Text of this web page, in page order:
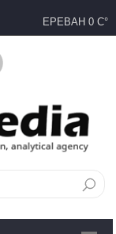
ЕРЕВАН 0 C°